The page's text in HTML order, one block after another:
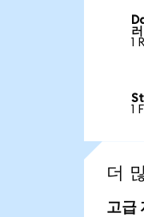
러
1
1
더
고급